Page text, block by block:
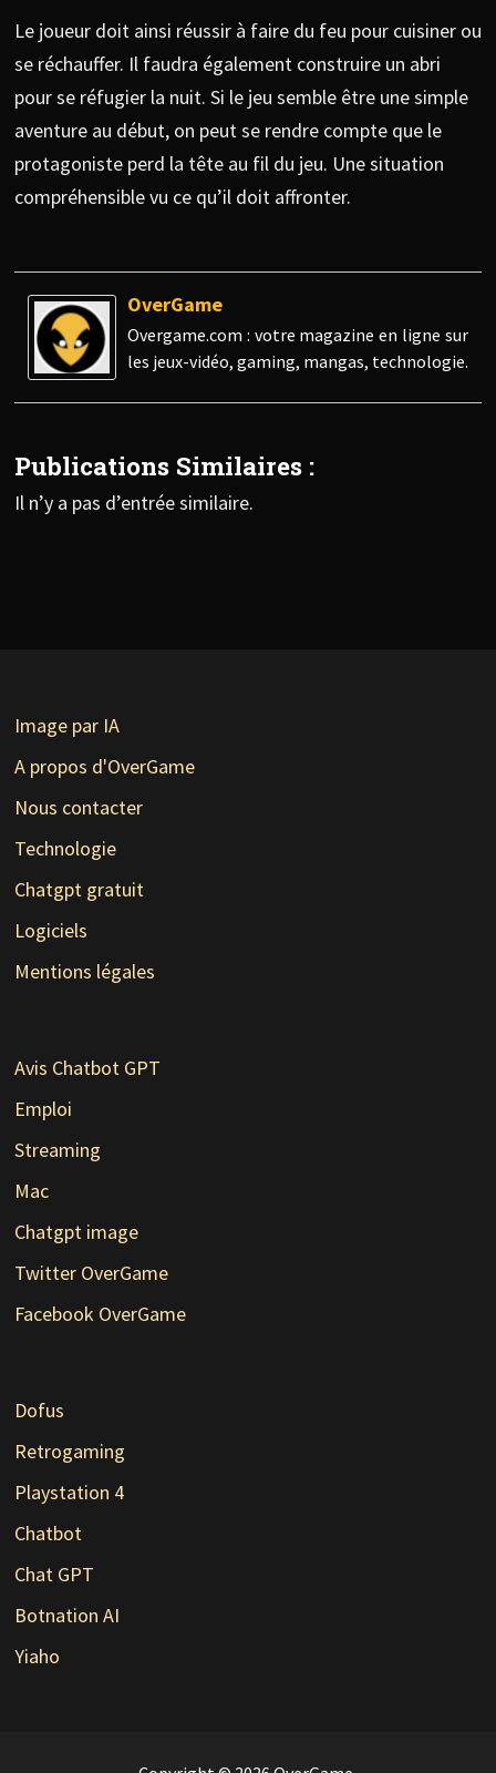
Le joueur doit ainsi réussir à faire du feu pour cuisiner ou
se réchauffer. Il faudra également construire un abri
pour se réfugier la nuit. Si le jeu semble être une simple
aventure au début, on peut se rendre compte que le
protagoniste perd la tête au fil du jeu. Une situation
compréhensible vu ce qu’il doit affronter.
OverGame
Overgame.com : votre magazine en ligne sur
les jeux-vidéo, gaming, mangas, technologie.
Publications Similaires :
Il n’y a pas d’entrée similaire.
Image par IA
A propos d'OverGame
Nous contacter
Technologie
Chatgpt gratuit
Logiciels
Mentions légales
Avis Chatbot GPT
Emploi
Streaming
Mac
Chatgpt image
Twitter OverGame
Facebook OverGame
Dofus
Retrogaming
Playstation 4
Chatbot
Chat GPT
Botnation AI
Yiaho